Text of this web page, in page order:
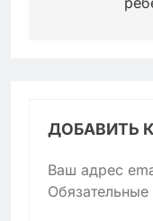
ДОБАВИТЬ
Ваш адрес